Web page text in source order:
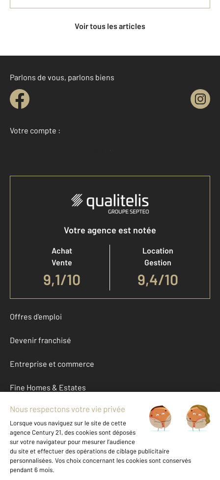
Voir tous les articles
Parlons de vous, parlons biens
Votre compte :
Accéder à mon compte
Votre agence est notée
Achat
Vente
9,1/10
Location
Gestion
9,4/10
Offres d'emploi
Devenir franchisé
Entreprise et commerce
Fine Homes & Estates
À propos
International
Nous contacter